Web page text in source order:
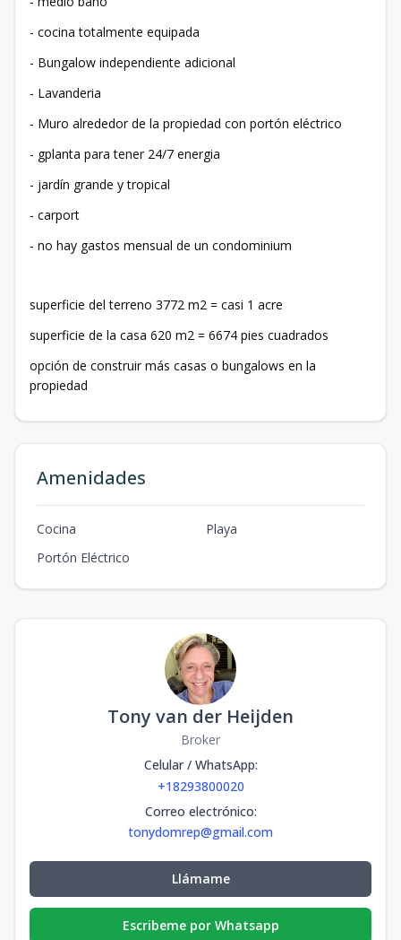
- cocina totalmente equipada
- Bungalow independiente adicional
- Lavanderia
- Muro alrededor de la propiedad con portón eléctrico
- gplanta para tener 24/7 energia
- jardín grande y tropical
- carport
- no hay gastos mensual de un condominium
superficie del terreno 3772 m2 = casi 1 acre
superficie de la casa 620 m2 = 6674 pies cuadrados
opción de construir más casas o bungalows en la
propiedad
Amenidades
Cocina
Playa
Portón Eléctrico
Tony van der Heijden
Broker
Celular / WhatsApp:
+18293800020
Correo electrónico:
tonydomrep@gmail.com
Llámame
Escribeme por Whatsapp